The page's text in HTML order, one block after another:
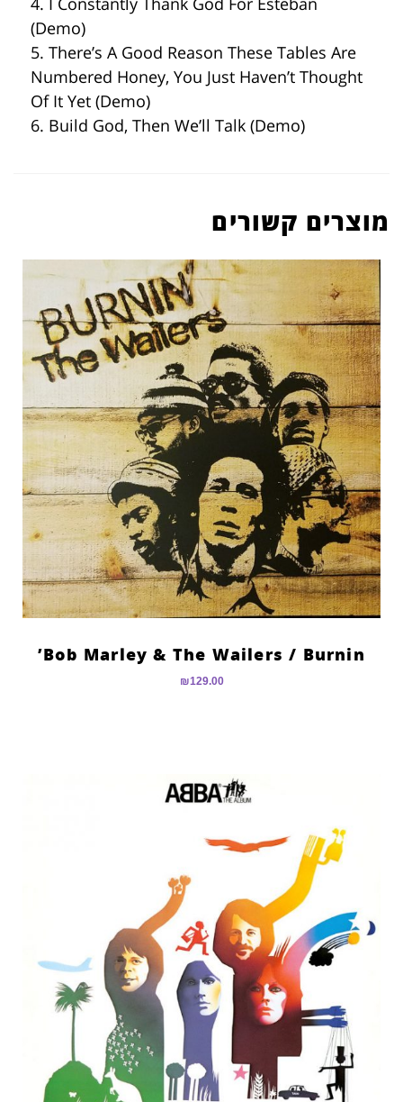
(Demo)
5. There’s A Good Reason These Tables Are
Numbered Honey, You Just Haven’t Thought
Of It Yet (Demo)
6. Build God, Then We’ll Talk (Demo)
מוצרים קשורים
Bob Marley & The Wailers ‎/ Burnin’
₪129.00